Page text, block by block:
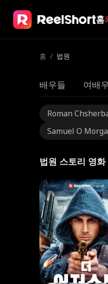
홈
홈 / 법원
배우들 여배
Roman
Samuel O
법원 스토리 영화